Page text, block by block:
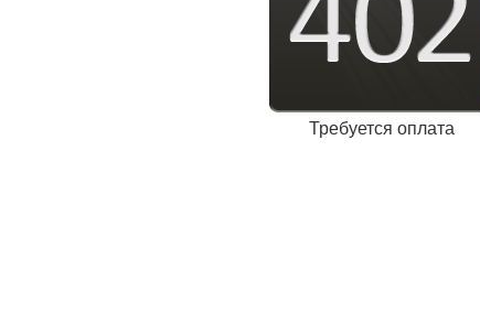
Требуется оплата